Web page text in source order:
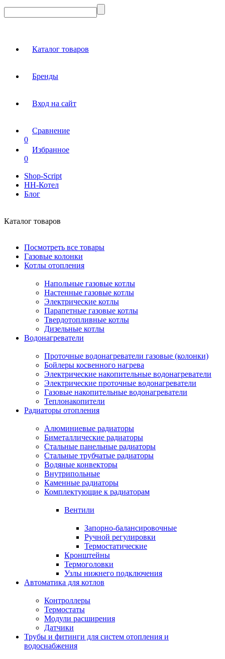
Каталог товаров
Бренды
Вход на сайт
Сравнение
0
Избранное
0
Shop-Script
НН-Котел
Блог
Каталог товаров
Посмотреть все товары
Газовые колонки
Котлы отопления
Напольные газовые котлы
Настенные газовые котлы
Электрические котлы
Парапетные газовые котлы
Твердотопливные котлы
Дизельные котлы
Водонагреватели
Проточные водонагреватели газовые (колонки)
Бойлеры косвенного нагрева
Электрические накопительные водонагреватели
Электрические проточные водонагреватели
Газовые накопительные водонагреватели
Теплонакопители
Радиаторы отопления
Алюминиевые радиаторы
Биметаллические радиаторы
Стальные панельные радиаторы
Стальные трубчатые радиаторы
Водяные конвекторы
Внутрипольные
Каменные радиаторы
Комплектующие к радиаторам
Вентили
Запорно-балансировочные
Ручной регулировки
Термостатические
Кронштейны
Термоголовки
Узлы нижнего подключения
Автоматика для котлов
Контроллеры
Термостаты
Модули расширения
Датчики
Трубы и фитинги для систем отопления и
водоснабжения